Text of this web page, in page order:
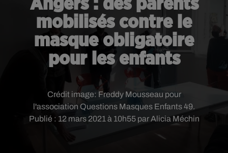
Angers : des parents
mobilisés contre le
masque obligatoire
pour les enfants
Publié : 12 mars 2021 à 10h55 par Alicia Méchin
Crédit image: Freddy Mousseau pour
l'association Questions Masques Enfants 49.